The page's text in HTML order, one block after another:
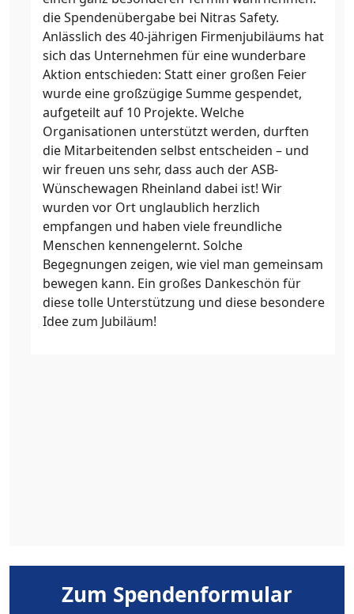
die Spendenübergabe bei Nitras Safety.
Anlässlich des 40-jährigen Firmenjubiläums hat
sich das Unternehmen für eine wunderbare
Aktion entschieden: Statt einer großen Feier
wurde eine großzügige Summe gespendet,
aufgeteilt auf 10 Projekte. Welche
Organisationen unterstützt werden, durften
die Mitarbeitenden selbst entscheiden – und
wir freuen uns sehr, dass auch der ASB-
Wünschewagen Rheinland dabei ist! Wir
wurden vor Ort unglaublich herzlich
empfangen und haben viele freundliche
Menschen kennengelernt. Solche
Begegnungen zeigen, wie viel man gemeinsam
bewegen kann. Ein großes Dankeschön für
diese tolle Unterstützung und diese besondere
Idee zum Jubiläum!
Zum Spendenformular